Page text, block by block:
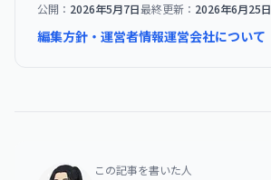
公開： 2026年5月7日最終更新： 2026年6月25日
編集方針・運営者情報運営会社について
この記事を書いた人